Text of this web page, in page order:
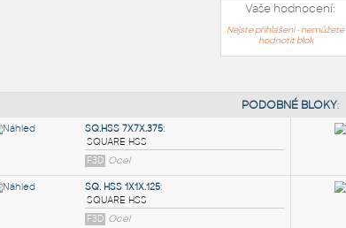
Vaše hodnocení:
Nejste přihlášeni - nemůžete
hodnotit blok